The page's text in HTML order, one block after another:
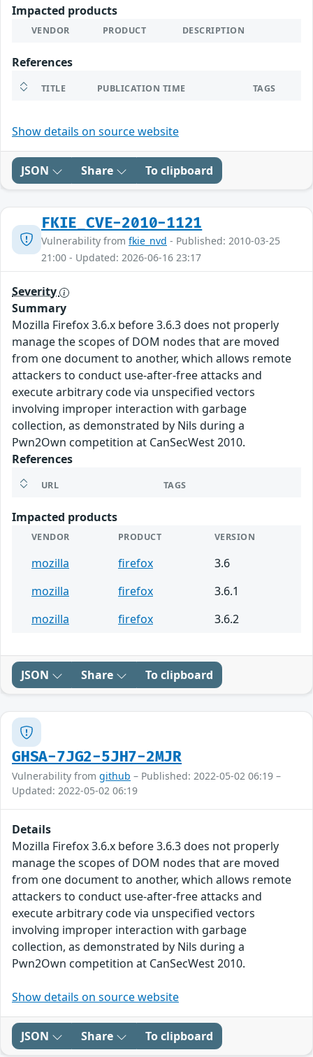
Impacted products
VENDOR PRODUCT DESCRIPTION
References
TITLE PUBLICATION TIME TAGS
Show details on source website
JSON Share To clipboard
FKIE_CVE-2010-1121
Vulnerability from fkie_nvd - Published: 2010-03-25
21:00 - Updated: 2026-06-16 23:17
Severity
Summary
Mozilla Firefox 3.6.x before 3.6.3 does not properly
manage the scopes of DOM nodes that are moved
from one document to another, which allows remote
attackers to conduct use-after-free attacks and
execute arbitrary code via unspecified vectors
involving improper interaction with garbage
collection, as demonstrated by Nils during a
Pwn2Own competition at CanSecWest 2010.
References
URL TAGS
Impacted products
VENDOR PRODUCT VERSION
mozilla firefox
3.6
mozilla
firefox
3.6.1
mozilla
firefox 3.6.2
JSON Share To clipboard
GHSA-7JG2-5JH7-2MJR
Vulnerability from github – Published: 2022-05-02 06:19 –
Updated: 2022-05-02 06:19
Details
Mozilla Firefox 3.6.x before 3.6.3 does not properly
manage the scopes of DOM nodes that are moved
from one document to another, which allows remote
attackers to conduct use-after-free attacks and
execute arbitrary code via unspecified vectors
involving improper interaction with garbage
collection, as demonstrated by Nils during a
Pwn2Own competition at CanSecWest 2010.
Show details on source website
JSON Share To clipboard